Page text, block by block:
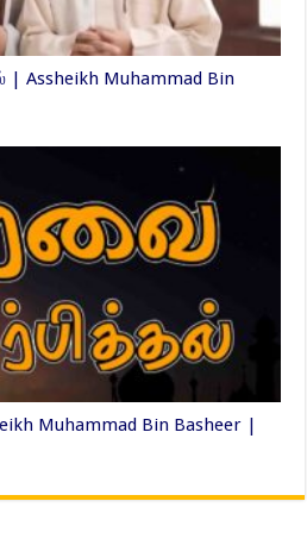
| Assheikh Muhammad Bin
Muhammad Bin Basheer |